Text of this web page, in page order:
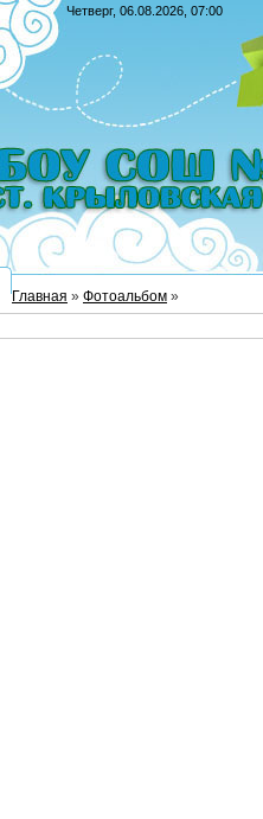
Четверг, 06.08.2026, 07:00
Главная » Фотоальбом »